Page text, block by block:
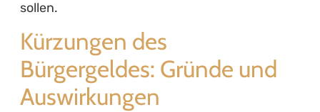
sollen.
Kürzungen des
Bürgergeldes: Gründe und
Auswirkungen